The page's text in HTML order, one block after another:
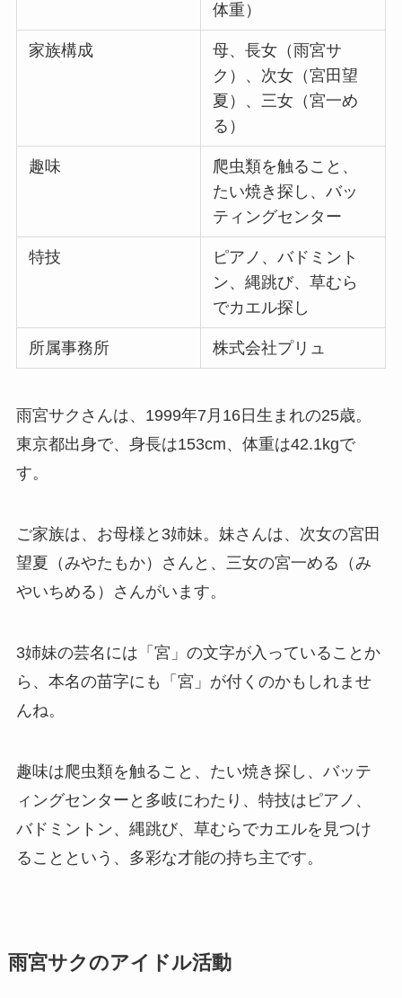
体重）
家族構成
母、長女（雨宮サ
ク）、次女（宮田望
夏）、三女（宮一め
る）
趣味
爬虫類を触ること、
たい焼き探し、バッ
ティングセンター
特技
ピアノ、バドミント
ン、縄跳び、草むら
でカエル探し
所属事務所 株式会社プリュ
雨宮サクさんは、1999年7月16日生まれの25歳。
東京都出身で、身長は153cm、体重は42.1kgで
す。
ご家族は、お母様と3姉妹。妹さんは、次女の宮田
望夏（みやたもか）さんと、三女の宮一める（み
やいちめる）さんがいます。
3姉妹の芸名には「宮」の文字が入っていることか
ら、本名の苗字にも「宮」が付くのかもしれませ
んね。
趣味は爬虫類を触ること、たい焼き探し、バッテ
ィングセンターと多岐にわたり、特技はピアノ、
バドミントン、縄跳び、草むらでカエルを見つけ
ることという、多彩な才能の持ち主です。
雨宮サクのアイドル活動